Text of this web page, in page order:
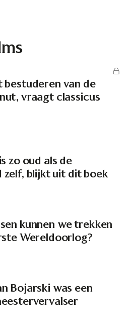
bestuderen van de
vraagt classicus
zo oud als de
zelf, blijkt uit dit boek
kunnen we trekken
Wereldoorlog?
Bojarski was een